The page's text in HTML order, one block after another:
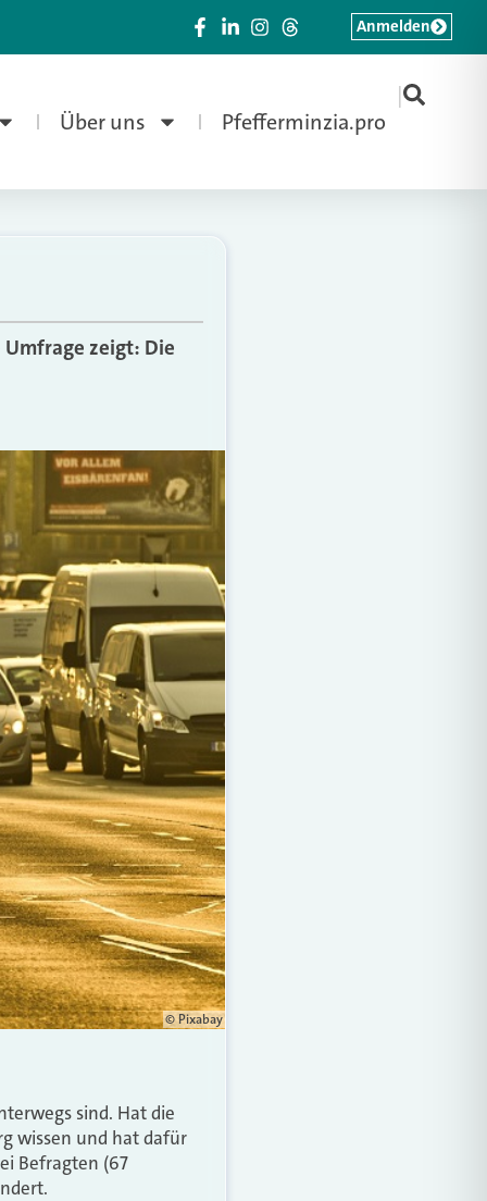
Über uns Pfefferminzia.pro
|
Anmelden
zeigt: Die
© Pixabay
sind. Hat die
wissen und hat dafür
Befragten (67